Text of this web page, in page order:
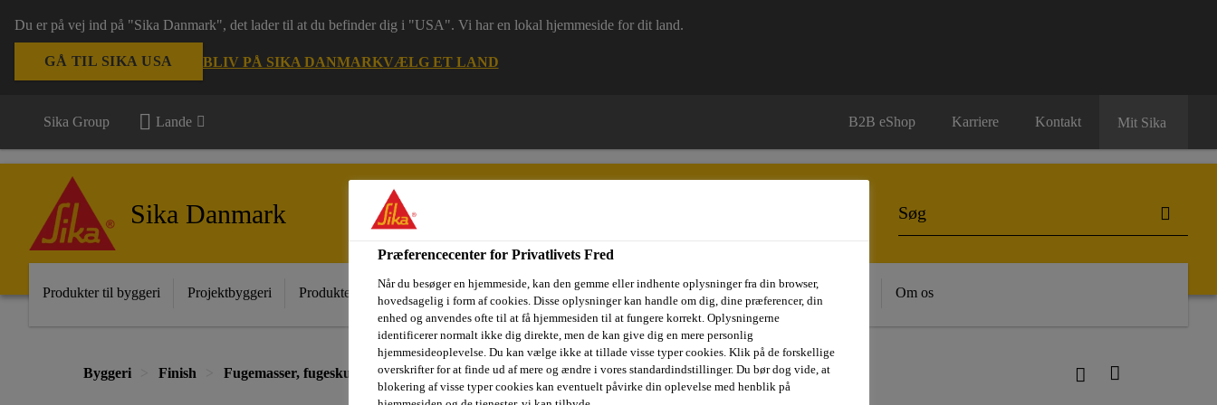
Du er på vej ind på "Sika Danmark", det lader til at du befinder dig i "USA". Vi har en lokal hjemmeside for dit land.
GÅ TIL SIKA USA BLIV PÅ SIKA DANMARKVÆLG ET LAND
Sika Group Lande B2B eShop Karriere Kontakt Mit Sika
Sika Danmark
Produkter til byggeri Projektbyggeri Produkter til industri Dokumenter Digital værktøjskasse Referencer Bæredygtighed Om os
Byggeri Finish Fugemasser, fugeskum og lim Fugemasse og fugeskum Sikasil® FDA
Præferencecenter for Privatlivets Fred
Når du besøger en hjemmeside, kan den gemme eller indhente oplysninger fra din browser,
hovedsagelig i form af cookies. Disse oplysninger kan handle om dig, dine præferencer, din
enhed og anvendes ofte til at få hjemmesiden til at fungere korrekt. Oplysningerne
identificerer normalt ikke dig direkte, men de kan give dig en mere personlig
hjemmesideoplevelse. Du kan vælge ikke at tillade visse typer cookies. Klik på de forskellige
overskrifter for at finde ud af mere og ændre i vores standardindstillinger. Du bør dog vide, at
blokering af visse typer cookies kan eventuelt påvirke din oplevelse med henblik på